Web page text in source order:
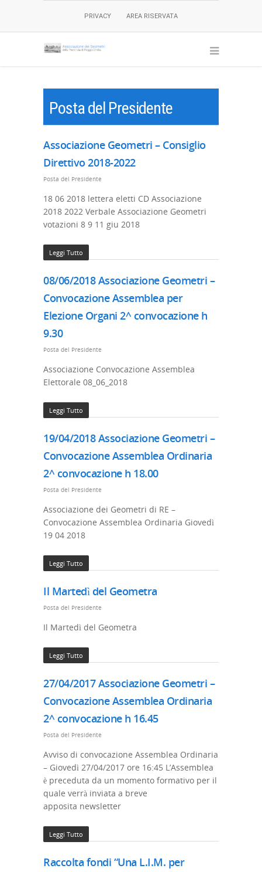
PRIVACY AREA RISERVATA
Posta del Presidente
Associazione Geometri – Consiglio
Direttivo 2018-2022
Posta del Presidente
18 06 2018 lettera eletti CD Associazione
2018 2022 Verbale Associazione Geometri
votazioni 8 9 11 giu 2018
Leggi Tutto
08/06/2018 Associazione Geometri –
Convocazione Assemblea per
Elezione Organi 2^ convocazione h
9.30
Posta del Presidente
Associazione Convocazione Assemblea
Elettorale 08_06_2018
Leggi Tutto
19/04/2018 Associazione Geometri –
Convocazione Assemblea Ordinaria
2^ convocazione h 18.00
Posta del Presidente
Associazione dei Geometri di RE –
Convocazione Assemblea Ordinaria Giovedì
19 04 2018
Leggi Tutto
Il Martedì del Geometra
Posta del Presidente
Il Martedì del Geometra
Leggi Tutto
27/04/2017 Associazione Geometri –
Convocazione Assemblea Ordinaria
2^ convocazione h 16.45
Posta del Presidente
Avviso di convocazione Assemblea Ordinaria
– Giovedì 27/04/2017 ore 16:45 L’Assemblea
è preceduta da un momento formativo per il
quale verrà inviata a breve
apposita newsletter
Leggi Tutto
Raccolta fondi “Una L.I.M. per